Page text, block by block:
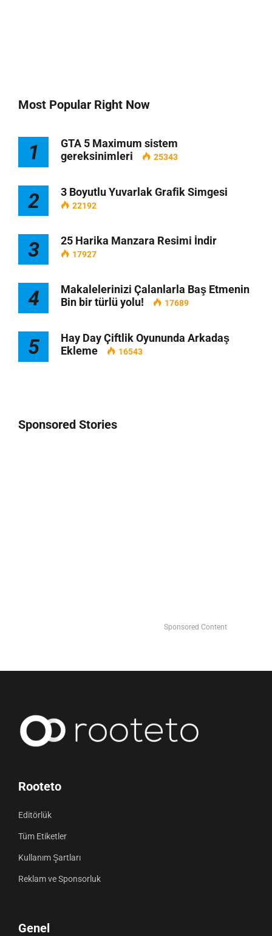
Most Popular Right Now
1
GTA 5 Maximum sistem
gereksinimleri
25343
2 3 Boyutlu Yuvarlak Grafik Simgesi
22192
3 25 Harika Manzara Resimi İndir
17927
4
Makalelerinizi Çalanlarla Baş Etmenin
Bin bir türlü yolu!
17689
5
Hay Day Çiftlik Oyununda Arkadaş
Ekleme
16543
Sponsored Stories
Sponsored Content
Rooteto
Editörlük
Tüm Etiketler
Kullanım Şartları
Reklam ve Sponsorluk
Genel